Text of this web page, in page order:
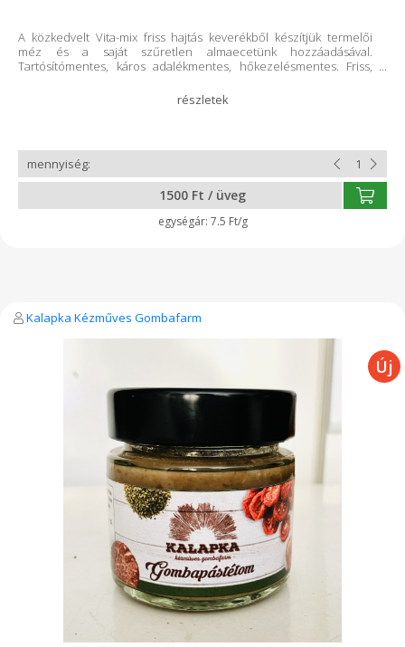
A közkedvelt Vita-mix friss hajtás keverékből készítjük termelői
méz és a saját szűretlen almaecetünk hozzáadásával.
Tartósítómentes, káros adalékmentes, hőkezelésmentes. Friss,
1500 Ft / üveg
7.5 Ft/g
Kalapka Kézműves Gombafarm